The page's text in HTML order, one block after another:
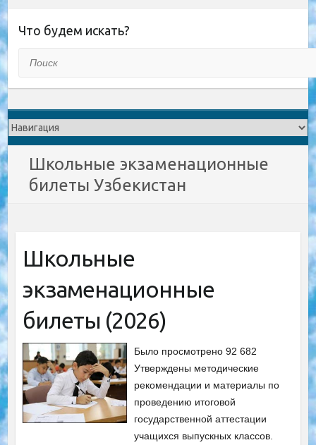
Что будем искать?
Школьные экзаменационные
билеты Узбекистан
Школьные
экзаменационные
билеты (2026)
Было просмотрено 92 682
Утверждены методические
рекомендации и материалы по
проведению итоговой
государственной аттестации
учащихся выпускных классов.